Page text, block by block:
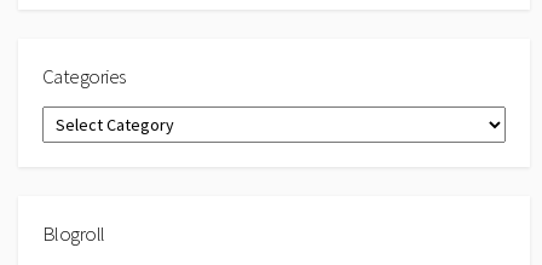
Categories
Categories
Blogroll